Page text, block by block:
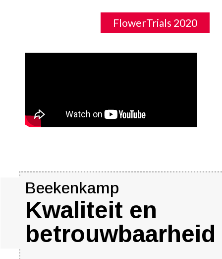
FlowerTrials 2020
Beekenkamp
Kwaliteit en
betrouwbaarheid